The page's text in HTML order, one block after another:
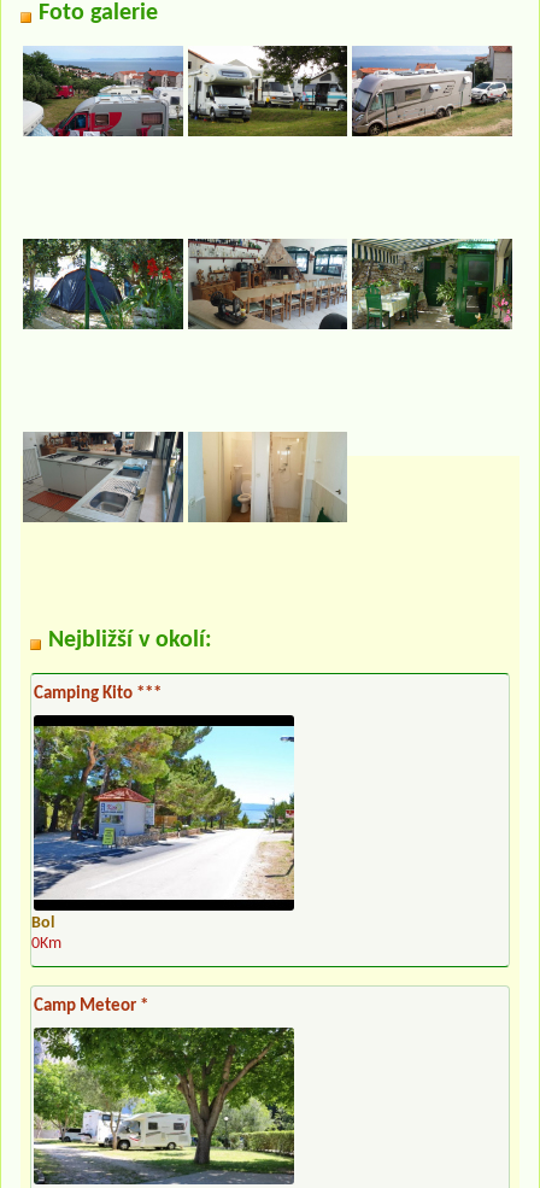
Foto galerie
Nejbližší v okolí:
Camping Kito ***
Bol
0Km
Camp Meteor *